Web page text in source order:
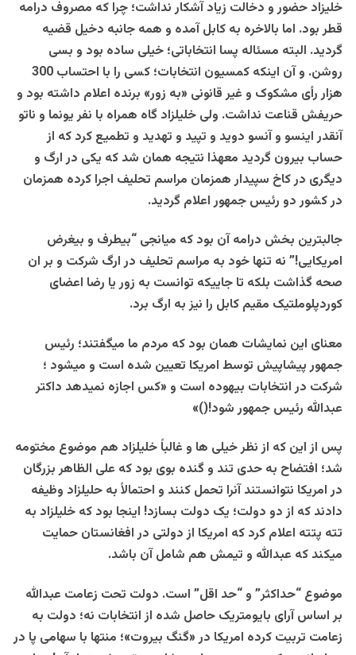
خلیزاد حضور و دخالت زیاد آشکار نداشت؛ چرا که مصروف درامه
قطر بود. اما بالاخره به کابل آمده و همه جانبه دخیل قضیه
گردید. البته مسئاله پسا انتخاباتی؛ خیلی ساده بود و بسی
روشن. و آن اینکه کمسیون انتخابات؛ کسی را با احتساب 300
هزار رأی مشکوک و غیر قانونی «به زور» برنده اعلام داشته بود و
حریفش قناعت نداشت. ولی خلیلزاد گاه همراه با نفر یونما و ناتو
آنقدر اینسو و آنسو دوید و تپید و تهدید و تطمیع کرد که از
حساب بیرون گردید معهذا نتیجه همان شد که یکی در ارگ و
دیگری در کاخ سپیدار همزمان مراسم تحلیف اجرا کرده همزمان
در کشور دو رئیس جمهور اعلام گردید.
جالبترین بخش درامه آن بود که میانجی “بیطرف و بیغرض
امریکایی!” نه تنها خود به مراسم تحلیف در ارگ شرکت و بر ان
صحه گذاشت بلکه تا جاییکه توانست به زور یا رضا اعضای
کوردپلوملتیک مقیم کابل را نیز به ارگ برد.
معنای این نمایشات همان بود که مردم ما میگفتند؛ رئیس
جمهور پیشاپیش توسط امریکا تعیین شده است و میشود ؛
شرکت در انتخابات بیهوده است و «کس اجازه نمیدهد داکتر
عبدالله رئیس جمهور شود!()»
پس از این که از نظر خیلی ها و غالباً خلیلزاد هم موضوع مختومه
شد؛ افتضاح به حدی تند و گنده بوی بود که علی الظاهر بزرگان
در امریکا نتوانستند آنرا تحمل کنند و احتمالاً به حلیلزاد وظیفه
دادند که از دو دولت؛ یک دولت بسازد! اینجا بود که خلیلزاد به
تته پتته اعلام کرد که امریکا از دولتی در افغانستان حمایت
میکند که عبدالله و تیمش هم شامل آن باشد.
موضوع “حداکثر” و “حد اقل” است. دولت تحت زعامت عبدالله
بر اساس آرای بایومتریک حاصل شده از انتخابات نه؛ دولت به
زعامت تربیت کرده امریکا در «گنگ بیروت»؛ منتها با سهامی پا در